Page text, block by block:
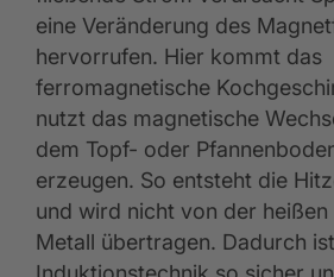
eine Veränderung des
hervorrufen. Hier kommt das
ferromagnetische
nutzt das magnetische
dem Topf- oder
erzeugen. So entsteht die
und wird nicht von der heißen
Metall übertragen. Dadurch